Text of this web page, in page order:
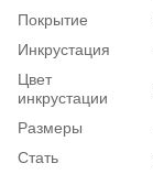
Покрытие
Инкрустация
Цвет
инкрустации
Размеры
Стать